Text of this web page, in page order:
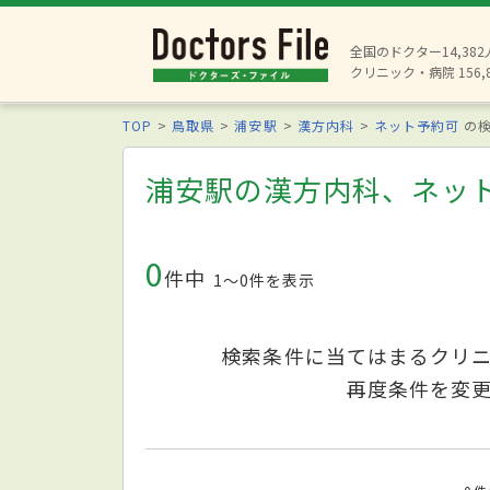
全国のドクター14,382
クリニック・病院
TOP 鳥取県 浦安駅 漢方内科 ネット予約可 の
浦安駅の漢方内科、ネッ
0件中 1〜0件を表示
検索条件に当てはまるクリ
再度条件を変